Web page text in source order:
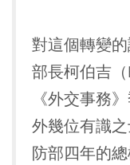
對這個轉變
部長柯伯吉（
《外交事務
外幾位有識
防部四年的